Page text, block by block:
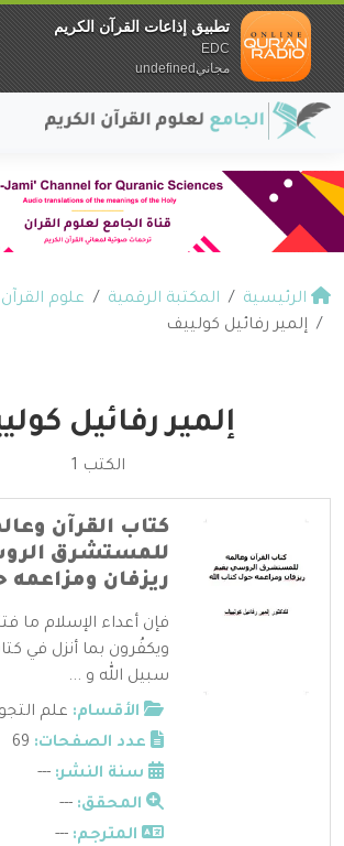
الرئيسية المكتبة الرقمية
علوم
إلمير رفائيل كولييف
إلمير رفائيل
الكتب 1
كتاب القرآن
للمستشرق
ريزفان ومزاعمه
فإن أعداء الإسلام ما
ويكفُرون بما أنزل في
سبيل الله و ...
الأقسام: علم
عدد الصفحات:
سنة النشر: ---
المحقق: ---
المترجم: ---
تطبيق إذاعات القرآن الكريم
EDC
مجانيundefined